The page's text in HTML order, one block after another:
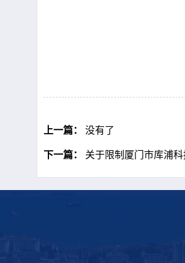
上一篇： 没有了
下一篇： 关于限制厦门市库浦